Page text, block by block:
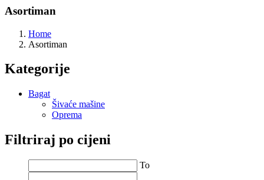
Asortiman
Home
Asortiman
Kategorije
Bagat
Šivaće mašine
Oprema
Filtriraj po cijeni
To